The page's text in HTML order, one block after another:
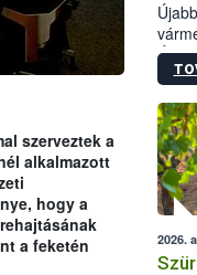
szerveztek a
alkalmazott
hogy a
a feketén
2026.